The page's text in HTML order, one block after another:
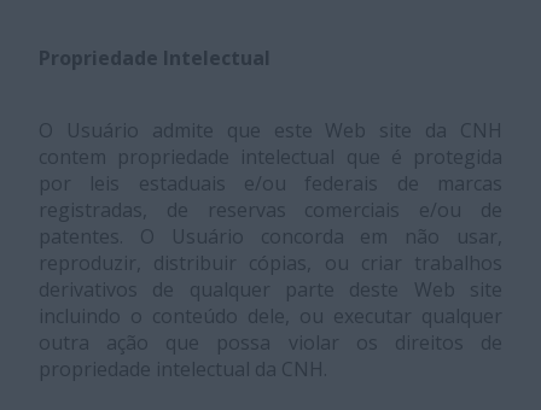
Propriedade Intelectual
O Usuário admite que este Web site da CNH
contem propriedade intelectual que é protegida
por leis estaduais e/ou federais de marcas
registradas, de reservas comerciais e/ou de
patentes. O Usuário concorda em não usar,
reproduzir, distribuir cópias, ou criar trabalhos
derivativos de qualquer parte deste Web site
incluindo o conteúdo dele, ou executar qualquer
outra ação que possa violar os direitos de
propriedade intelectual da CNH.